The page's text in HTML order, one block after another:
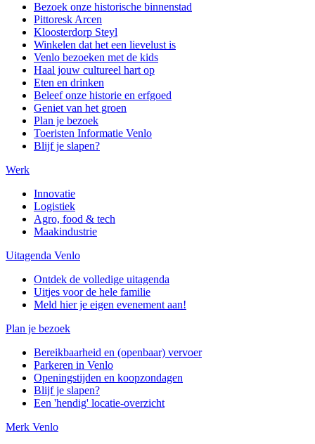
Bezoek onze historische binnenstad
Pittoresk Arcen
Kloosterdorp Steyl
Winkelen dat het een lievelust is
Venlo bezoeken met de kids
Haal jouw cultureel hart op
Eten en drinken
Beleef onze historie en erfgoed
Geniet van het groen
Plan je bezoek
Toeristen Informatie Venlo
Blijf je slapen?
Werk
Innovatie
Logistiek
Agro, food & tech
Maakindustrie
Uitagenda Venlo
Ontdek de volledige uitagenda
Uitjes voor de hele familie
Meld hier je eigen evenement aan!
Plan je bezoek
Bereikbaarheid en (openbaar) vervoer
Parkeren in Venlo
Openingstijden en koopzondagen
Blijf je slapen?
Een 'hendig' locatie-overzicht
Merk Venlo